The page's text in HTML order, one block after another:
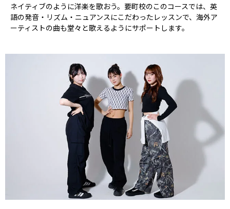
ネイティブのように洋楽を歌おう。要町校のこのコースでは、英
語の発音・リズム・ニュアンスにこだわったレッスンで、海外ア
ーティストの曲も堂々と歌えるようにサポートします。